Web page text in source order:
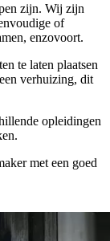
zijn. Wij zijn
of
enzovoort.
te laten plaatsen
verhuizing, dit
opleidingen
met een goed